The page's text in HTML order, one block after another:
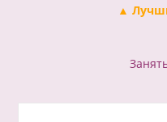
▲